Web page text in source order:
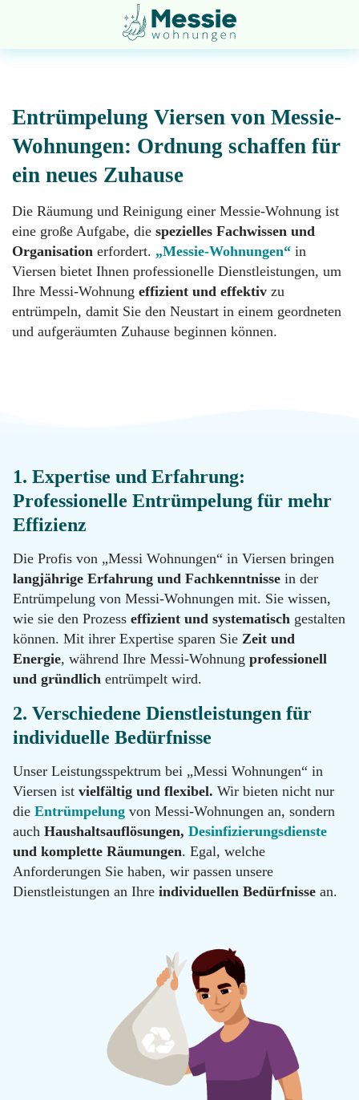
Entrümpelung Viersen von Messie-
Wohnungen: Ordnung schaffen für
ein neues Zuhause
Die Räumung und Reinigung einer Messie-Wohnung ist
eine große Aufgabe, die spezielles Fachwissen und
Organisation erfordert. „Messie-Wohnungen“ in
Viersen bietet Ihnen professionelle Dienstleistungen, um
Ihre Messi-Wohnung effizient und effektiv zu
entrümpeln, damit Sie den Neustart in einem geordneten
und aufgeräumten Zuhause beginnen können.
1. Expertise und Erfahrung:
Professionelle Entrümpelung für mehr
Effizienz
Die Profis von „Messi Wohnungen“ in Viersen bringen
langjährige Erfahrung und Fachkenntnisse in der
Entrümpelung von Messi-Wohnungen mit. Sie wissen,
wie sie den Prozess effizient und systematisch gestalten
können. Mit ihrer Expertise sparen Sie Zeit und
Energie, während Ihre Messi-Wohnung professionell
und gründlich entrümpelt wird.
2. Verschiedene Dienstleistungen für
individuelle Bedürfnisse
Unser Leistungsspektrum bei „Messi Wohnungen“ in
Viersen ist vielfältig und flexibel. Wir bieten nicht nur
die Entrümpelung von Messi-Wohnungen an, sondern
auch Haushaltsauflösungen, Desinfizierungsdienste
und komplette Räumungen. Egal, welche
Anforderungen Sie haben, wir passen unsere
Dienstleistungen an Ihre individuellen Bedürfnisse an.
Entsorgung
Entrümpelung
Geruchsneutralisation
Malerarbeiten
Renovierung
Tatortreinigung
Hotline
11 22
100
info@messie-
wohnungen.de
Startseite
Über
uns
Impressum
Standorte
Hotline
0800
11 22
100
info@messie-
wohnungen.de